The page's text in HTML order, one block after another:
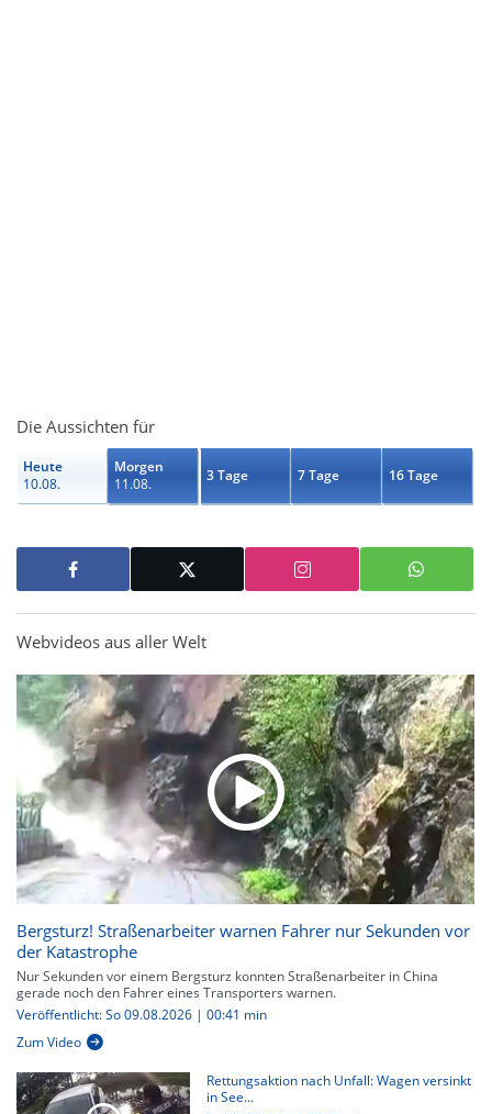
Die Aussichten für
Heute
10.08.
Morgen
11.08.
3 Tage 7 Tage 16 Tage
Webvideos aus aller Welt
Bergsturz! Straßenarbeiter warnen Fahrer nur Sekunden vor
der Katastrophe
Nur Sekunden vor einem Bergsturz konnten Straßenarbeiter in China
gerade noch den Fahrer eines Transporters warnen.
Veröffentlicht: So 09.08.2026 | 00:41 min
Zum Video
Rettungsaktion nach Unfall: Wagen versinkt
in See...